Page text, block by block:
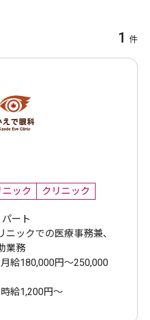
1 件
ニック クリニック
パート
ニックでの医療事務兼、
業務
月給180,000円～250,000
時給1,200円～